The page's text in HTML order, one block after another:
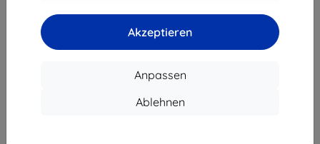
Akzeptieren
Anpassen
Ablehnen
34,90 €
Auf Lager > 5 Stk.